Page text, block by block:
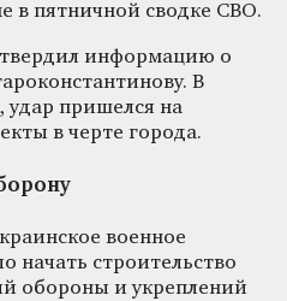
в пятничной сводке СВО.
информацию о
В
удар пришелся на
в черте города.
военное
начать строительство
обороны и укреплений